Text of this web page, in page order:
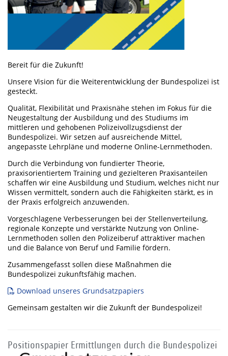
Bereit für die Zukunft!
Unsere Vision für die Weiterentwicklung der Bundespolizei ist
gesteckt.
Qualität, Flexibilität und Praxisnähe stehen im Fokus für die
Neugestaltung der Ausbildung und des Studiums im
mittleren und gehobenen Polizeivollzugsdienst der
Bundespolizei. Wir setzen auf ausreichende Mittel,
angepasste Lehrpläne und moderne Online-Lernmethoden.
Durch die Verbindung von fundierter Theorie,
praxisorientiertem Training und gezielteren Praxisanteilen
schaffen wir eine Ausbildung und Studium, welches nicht nur
Wissen vermittelt, sondern auch die Fähigkeiten stärkt, es in
der Praxis erfolgreich anzuwenden.
Vorgeschlagene Verbesserungen bei der Stellenverteilung,
regionale Konzepte und verstärkte Nutzung von Online-
Lernmethoden sollen den Polizeiberuf attraktiver machen
und die Balance von Beruf und Familie fördern.
Zusammengefasst sollen diese Maßnahmen die
Bundespolizei zukunftsfähig machen.
Download unseres Grundsatzpapiers
Gemeinsam gestalten wir die Zukunft der Bundespolizei!
Positionspapier Ermittlungen durch die Bundespolizei